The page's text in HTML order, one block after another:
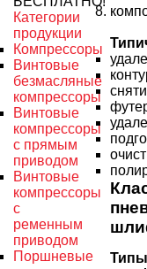
Категории
продукции
Компрессоры
Винтовые
безмасляные
компрессоры
Винтовые
компрессоры
с прямым
приводом
Винтовые
компрессоры
с
ременным
приводом
Поршневые
Типы